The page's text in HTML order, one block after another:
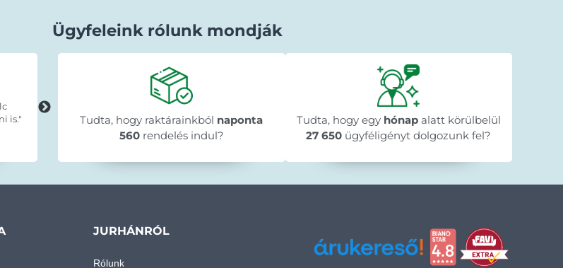
Ügyfeleink rólunk mondják
is."
Erdey Betti
15 órával ezelőtt
★★★★★
★★★★★
★★★★★
"A termék pontosan olyan mint ahogy
leirták, idő elött érkezett, egyszerűen
szuper ajánlani tudom mindenkinek 🥰
Béla Horváth
1 nappal ezelőtt
★★★★★
★★★★★
★★★★★
"Gyorsan megérkezett a megrendelt
termék."
Tudta, hogy raktárainkból naponta
560rendelés indul?
Tudta, hogy egy hónapalatt körülbelül
27 650 ügyféligényt dolgozunk fel?
JURHÁNRÓL
Rólunk